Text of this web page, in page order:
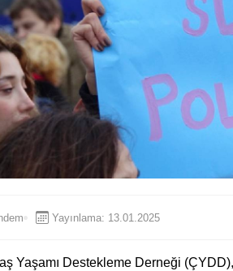
Yayınlama: 13.01.2025
Yaşamı Destekleme Derneği